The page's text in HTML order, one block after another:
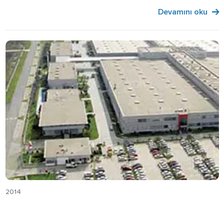
Devamını oku
2014